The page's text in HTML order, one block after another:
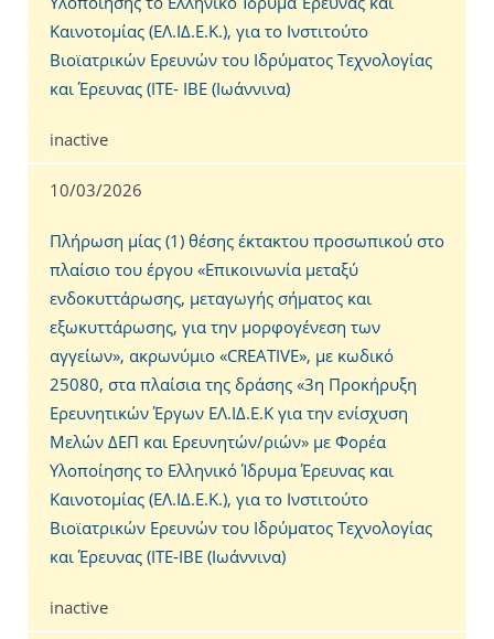
Καινοτομίας (ΕΛ.ΙΔ.Ε.Κ.), για το Ινστιτούτο
Βιοϊατρικών Ερευνών του Ιδρύματος Τεχνολογίας
και Έρευνας (ΙΤΕ- ΙΒΕ (Ιωάννινα)
inactive
10/03/2026
Πλήρωση μίας (1) θέσης έκτακτου προσωπικού στο
πλαίσιο του έργου «Επικοινωνία μεταξύ
ενδοκυττάρωσης, μεταγωγής σήματος και
εξωκυττάρωσης, για την μορφογένεση των
αγγείων», ακρωνύμιο «CREATIVE», με κωδικό
25080, στα πλαίσια της δράσης «3η Προκήρυξη
Ερευνητικών Έργων ΕΛ.ΙΔ.Ε.Κ για την ενίσχυση
Μελών ΔΕΠ και Ερευνητών/ριών» με Φορέα
Υλοποίησης το Ελληνικό Ίδρυμα Έρευνας και
Καινοτομίας (ΕΛ.ΙΔ.Ε.Κ.), για το Ινστιτούτο
Βιοϊατρικών Ερευνών του Ιδρύματος Τεχνολογίας
και Έρευνας (ΙΤΕ-ΙΒΕ (Ιωάννινα)
inactive